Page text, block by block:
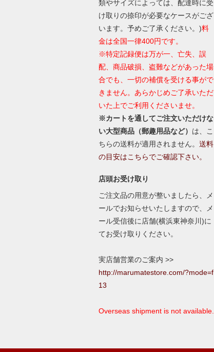
類やサイズによっては、配達時に受
け取りの捺印が必要なケースがござ
います。予めご了承ください。)料
金は全国一律400円です。
※特定記録便は万が一、亡失、誤
配、商品破損、盗難などがあった場
合でも、一切の補償を受ける事がで
きません。あらかじめご了承いただ
いた上でご利用くださいませ。
※カートを通してご注文いただけな
い大型商品（郵趣用品など） は、こ
ちらの送料が適用されません。 送料
の目安はこちらでご確認下さい。
店頭お受け取り
ご注文品の用意が整いましたら、メ
ールでお知らせいたしますので、メ
ール受信後に店舗(横浜東神奈川)に
てお受け取りください。
実店舗営業のご案内 >>
http://marumatestore.com/?mode=f
13
Overseas shipment is not available.